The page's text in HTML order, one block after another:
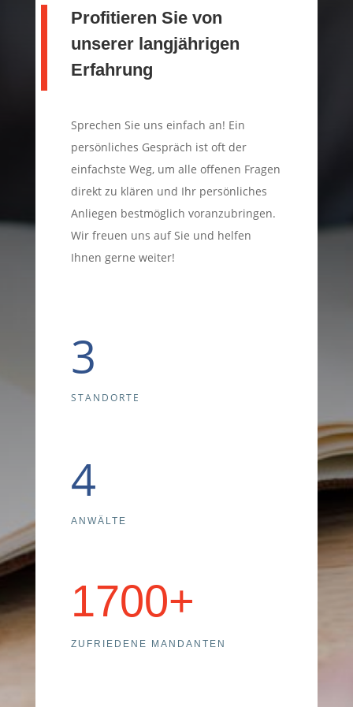
Profitieren Sie von
unserer langjährigen
Erfahrung
Sprechen Sie uns einfach an! Ein
persönliches Gespräch ist oft der
einfachste Weg, um alle offenen Fragen
direkt zu klären und Ihr persönliches
Anliegen bestmöglich voranzubringen.
Wir freuen uns auf Sie und helfen
Ihnen gerne weiter!
3
STANDORTE
4
ANWÄLTE
1700+
ZUFRIEDENE MANDANTEN